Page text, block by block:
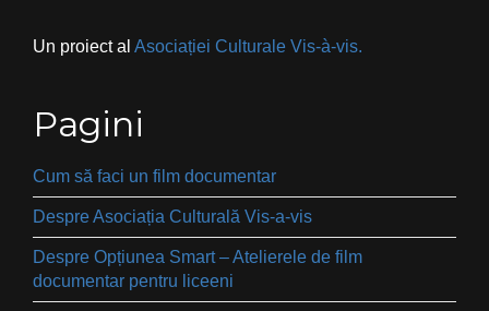
Un proiect al Asociației Culturale Vis-à-vis.
Pagini
Cum să faci un film documentar
Despre Asociația Culturală Vis-a-vis
Despre Opțiunea Smart – Atelierele de film
documentar pentru liceeni